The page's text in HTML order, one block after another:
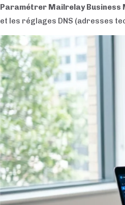
Paramétrer Mailrelay Business
et les réglages DNS (adresses